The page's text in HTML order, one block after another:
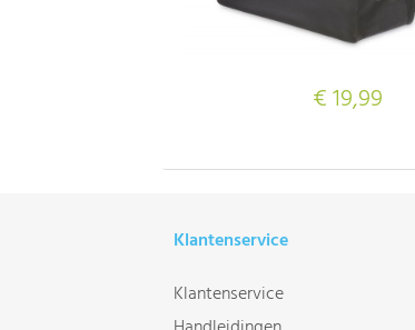
€ 19,99
Klantenservice
Klantenservice